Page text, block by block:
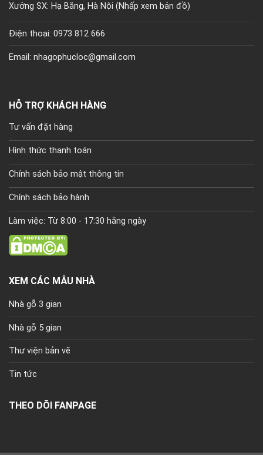
Xưởng SX: Hạ Bằng, Hà Nội (Nhấp xem bản đồ)
Điện thoại: 0973 812 666
Email: nhagophucloc@gmail.com
HỖ TRỢ KHÁCH HÀNG
Tư vấn đặt hàng
Hình thức thanh toán
Chính sách bảo mật thông tin
Chính sách bảo hành
Làm việc: Từ 8:00 - 17:30 hằng ngày
XEM CÁC MẪU NHÀ
Nhà gỗ 3 gian
Nhà gỗ 5 gian
Thư viện bản vẽ
Tin tức
THEO DÕI FANPAGE